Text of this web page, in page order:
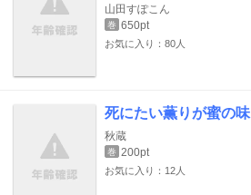
山田すぽこん
巻 650pt
お気に入り：80人
死にたい薫りが蜜の味
秋蔵
巻 200pt
お気に入り：12人